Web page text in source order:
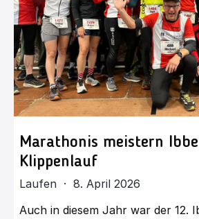
Marathonis meistern
Klippenlauf
Laufen · 8. April 2026
Auch in diesem Jahr war der 12.